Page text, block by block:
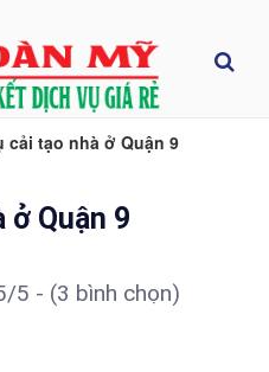
cải tạo nhà ở Quận 9
ở Quận 9
5 - (3 bình chọn)